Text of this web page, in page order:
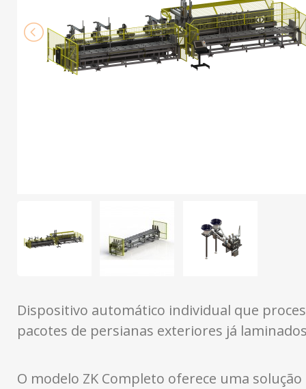
Dispositivo automático individual que
pacotes de persianas exteriores já
O modelo ZK Completo oferece uma